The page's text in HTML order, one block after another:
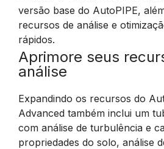
versão base do AutoPIPE,
recursos de análise e
rápidos.
Aprimore seus
análise
Expandindo os recursos do
Advanced também inclui um
com análise de turbulência e
propriedades do solo, análise